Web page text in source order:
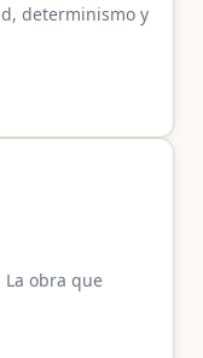
determinismo y
obra que